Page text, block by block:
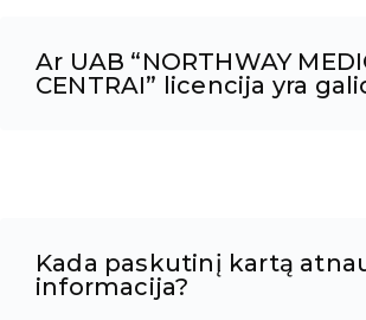
Ar UAB “NORTHWAY
CENTRAI” licencija yra
Kada paskutinį kartą
informacija?